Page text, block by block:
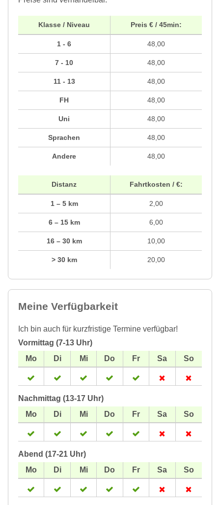
Klasse / Niveau
1 - 6
7 - 10
11 - 13
FH
Uni
Sprachen
Andere
Preis € / 45min:
48,00
48,00
48,00
48,00
48,00
48,00
48,00
Distanz
1 – 5 km
6 – 15 km
16 – 30 km
> 30 km
Fahrtkosten / €:
2,00
6,00
10,00
20,00
Meine Verfügbarkeit
Ich bin auch für kurzfristige Termine verfügbar!
Vormittag (7-13 Uhr)
Nachmittag (13-17 Uhr)
Abend (17-21 Uhr)